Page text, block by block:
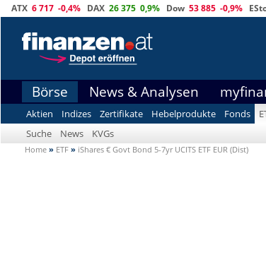
ATX 6 717 -0,4% DAX 26 375 0,9% Dow 53 885 -0,9%
Börse News & Analysen
Aktien Indizes Zertifikate Hebelprodukte Fonds
Suche
News KVGs
Home » ETF » iShares € Govt Bond 5-7yr UCITS ETF EUR (Dist)